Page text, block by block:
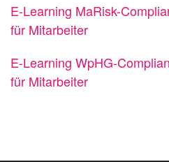
E-Learning MaRisk-
für Mitarbeiter
E-Learning WpHG-
für Mitarbeiter